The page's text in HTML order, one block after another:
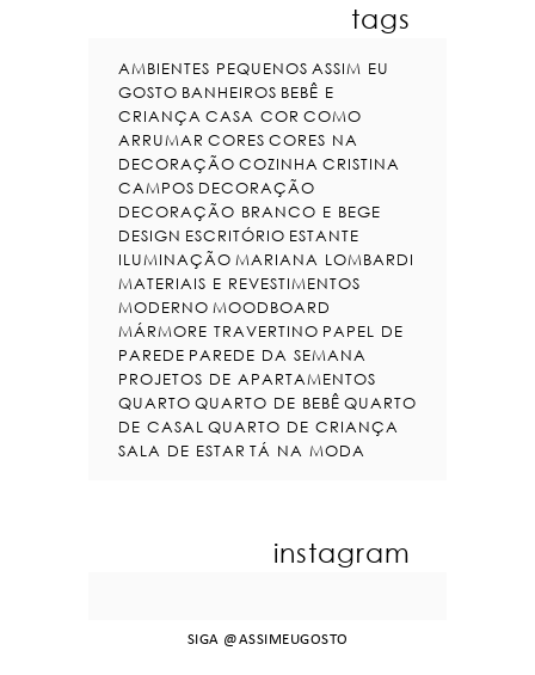
tags
AMBIENTES PEQUENOS ASSIM EU
GOSTO BANHEIROS BEBÊ E
CRIANÇA CASA COR COMO
ARRUMAR CORES CORES NA
DECORAÇÃO COZINHA CRISTINA
CAMPOS DECORAÇÃO
DECORAÇÃO BRANCO E BEGE
DESIGN ESCRITÓRIO ESTANTE
ILUMINAÇÃO MARIANA LOMBARDI
MATERIAIS E REVESTIMENTOS
MODERNO MOODBOARD
MÁRMORE TRAVERTINO PAPEL DE
PAREDE PAREDE DA SEMANA
PROJETOS DE APARTAMENTOS
QUARTO QUARTO DE BEBÊ QUARTO
DE CASAL QUARTO DE CRIANÇA
SALA DE ESTAR TÁ NA MODA
instagram
SIGA @ASSIMEUGOSTO